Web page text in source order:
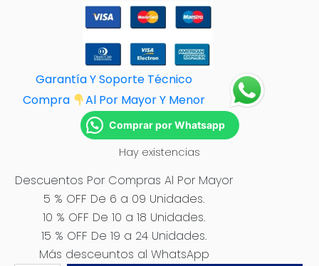
Garantía Y Soporte Técnico
Compra
Al Por Mayor Y Menor
Comprar por Whatsapp
Hay existencias
Descuentos Por Compras Al Por Mayor
5 % OFF De 6 a 09 Unidades.
10 % OFF De 10 a 18 Unidades.
15 % OFF De 19 a 24 Unidades.
Más desceuntos al WhatsApp